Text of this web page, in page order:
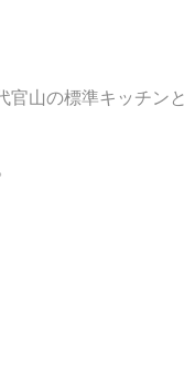
山の標準キッチンと